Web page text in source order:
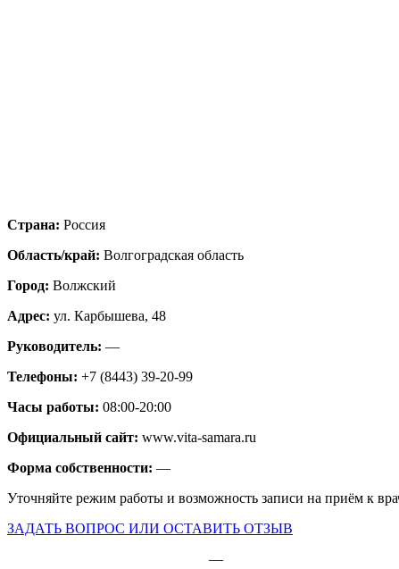
Страна: Россия
Область/край: Волгоградская область
Город: Волжский
Адрес: ул. Карбышева, 48
Руководитель: —
Телефоны: +7 (8443) 39-20-99
Часы работы: 08:00-20:00
Официальный сайт: www.vita-samara.ru
Форма собственности: —
Уточняйте режим работы и возможность записи на приём к
ЗАДАТЬ ВОПРОС ИЛИ ОСТАВИТЬ ОТЗЫВ
—